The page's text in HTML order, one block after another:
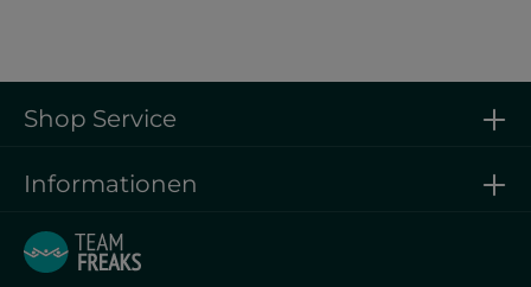
Shop Service
Informationen